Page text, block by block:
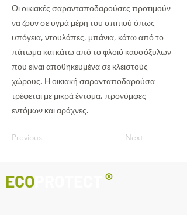
Οι οικιακές σαρανταποδαρούσες προτιμούν
να ζουν σε υγρά μέρη του σπιτιού όπως
υπόγεια, ντουλάπες, μπάνια, κάτω από το
πάτωμα και κάτω από το φλοιό καυσόξυλων
που είναι αποθηκευμένα σε κλειστούς
χώρους. Η οικιακή σαρανταποδαρούσα
τρέφεται με μικρά έντομα, προνύμφες
εντόμων και αράχνες.
Previous Next
ECO ®